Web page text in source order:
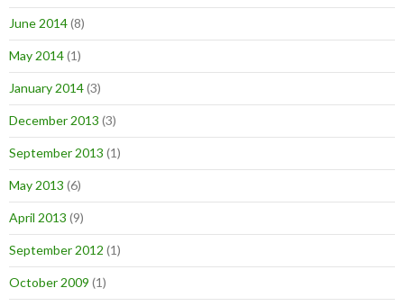
June 2014(8)
May 2014(1)
January 2014(3)
December 2013 (3)
September 2013 (1)
May 2013 (6)
April 2013 (9)
September 2012 (1)
October 2009 (1)